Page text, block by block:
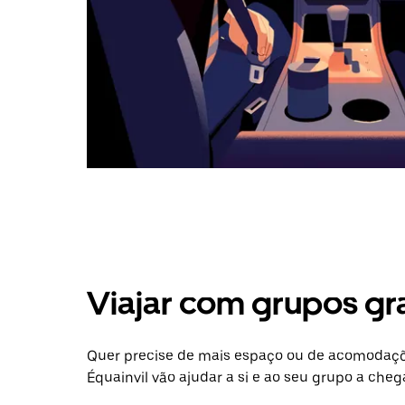
Viajar com grupos
Quer precise de mais espaço ou de
Équainvil vão ajudar a si e ao seu grupo a